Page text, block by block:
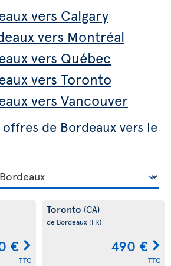
vers Calgary
vers Montréal
vers Québec
vers Toronto
vers Vancouver
de Bordeaux vers le
€
TTC
Toronto (CA)
de Bordeaux (FR)
490 €
TTC